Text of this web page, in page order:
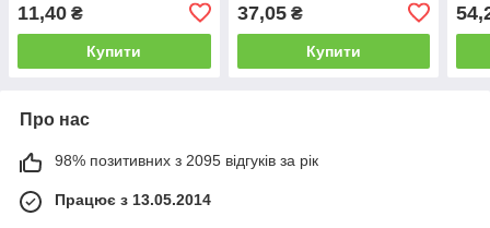
11,40 ₴
Купити
37,05₴
Купити
Про нас
98% позитивних з 2095 відгуків за рік
Працює з 13.05.2014